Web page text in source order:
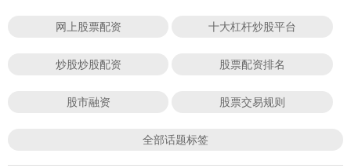
网上股票配资 十大杠杆炒股平台
炒股炒股配资 股票配资排名
股市融资 股票交易规则
全部话题标签